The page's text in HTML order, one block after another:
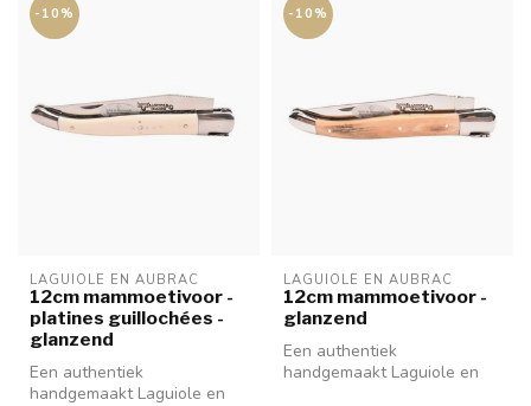
-10%
LAGUIOLE EN AUBRAC
12cm mammoetivoor -
platines guillochées -
glanzend
Een authentiek
handgemaakt Laguiole en
-10%
LAGUIOLE EN AUBRAC
12cm mammoetivoor -
glanzend
Een authentiek
handgemaakt Laguiole en